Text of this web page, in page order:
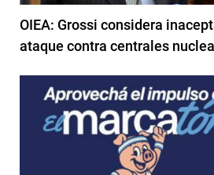
OIEA: Grossi considera
ataque contra centrales